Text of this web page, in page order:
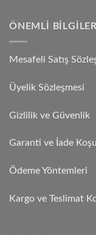
ÖNEMLI BILGILER
Mesafeli Satış
Üyelik Sözleşmesi
Gizlilik ve Güvenlik
Garanti ve İade
Ödeme Yöntemleri
Kargo ve Teslimat